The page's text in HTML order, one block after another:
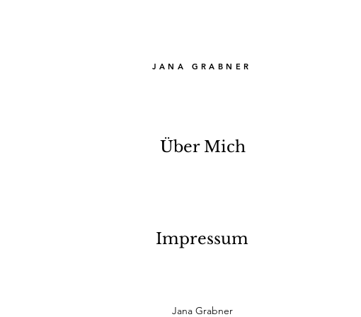
JANA GRABNER
Über Mich
Impressum
Jana Grabner